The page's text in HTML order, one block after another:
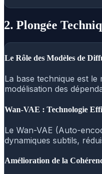
2. Plongée
Le Rôle des Modèles de
La base technique est
modélisation des
Wan-VAE : Technologie
Le Wan-VAE (Auto-
dynamiques subtils,
Amélioration de la